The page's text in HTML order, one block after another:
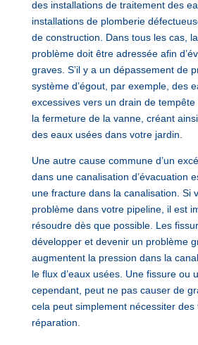
des installations de traitement des
installations de plomberie
de construction. Dans tous les cas,
problème doit être adressée afin
graves. S’il y a un dépassement de
système d’égout, par exemple, des
excessives vers un drain de
la fermeture de la vanne, créant
des eaux usées dans votre jardin.
Une autre cause commune d’un
dans une canalisation d’évacuation
une fracture dans la canalisation. Si
problème dans votre pipeline, il est
résoudre dès que possible. Les
développer et devenir un problème
augmentent la pression dans la
le flux d’eaux usées. Une fissure ou
cependant, peut ne pas causer de
cela peut simplement nécessiter des
réparation.